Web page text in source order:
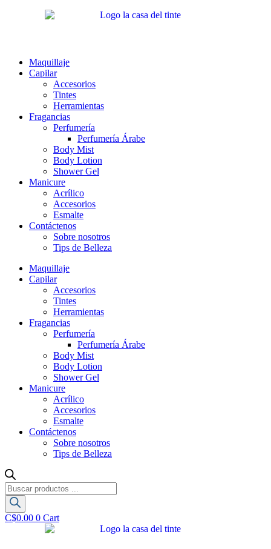
Maquillaje
Capilar
Accesorios
Tintes
Herramientas
Fragancias
Perfumería
Perfumería Árabe
Body Mist
Body Lotion
Shower Gel
Manicure
Acrílico
Accesorios
Esmalte
Contáctenos
Sobre nosotros
Tips de Belleza
Maquillaje
Capilar
Accesorios
Tintes
Herramientas
Fragancias
Perfumería
Perfumería Árabe
Body Mist
Body Lotion
Shower Gel
Manicure
Acrílico
Accesorios
Esmalte
Contáctenos
Sobre nosotros
Tips de Belleza
Búsqueda
de
productos
C$0.00 0 Cart